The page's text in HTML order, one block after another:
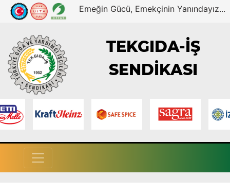
Emeğin Gücü, Emekçinin Yanındayız...
TEKGIDA-İŞ
SENDİKASI